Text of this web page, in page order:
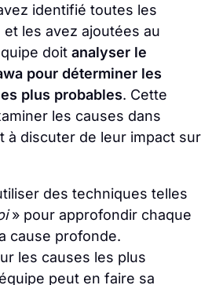
identifié toutes les
les avez ajoutées au
doit analyser le
pour déterminer les
plus probables. Cette
les causes dans
à discuter de leur impact sur
des techniques telles
» pour approfondir chaque
cause profonde.
les causes les plus
peut en faire sa